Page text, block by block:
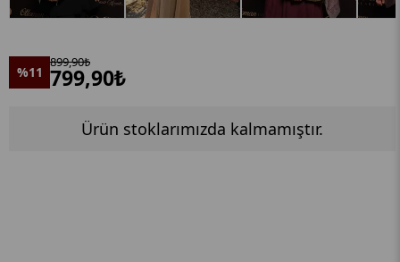
%11
899,90₺
799,90₺
Ürün stoklarımızda kalmamıştır.